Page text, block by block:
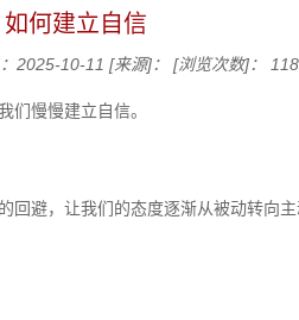
如何建立自信
2025-10-11 [来源]： [浏览次数]： 118
们慢慢建立自信。
回避，让我们的态度逐渐从被动转向